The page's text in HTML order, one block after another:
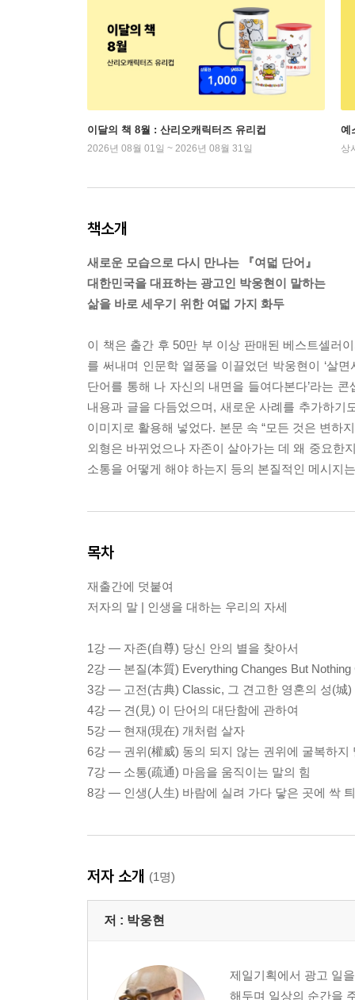
이달의 책 8월 : 산리오캐릭터즈 유리컵
2026년 08월 01일 ~ 2026년 08월 31일
예
상
책소개
새로운 모습으로 다시 만나는 『여덟 단어』
대한민국을 대표하는 광고인 박웅현이 말하는
삶을 바로 세우기 위한 여덟 가지 화두
이 책은 출간 후 50만 부 이상 판매된 베스트셀러
를 써내며 인문학 열풍을 이끌었던 박웅현이 ‘살
단어를 통해 나 자신의 내면을 들여다본다’라는
내용과 글을 다듬었으며, 새로운 사례를 추가하
이미지로 활용해 넣었다. 본문 속 “모든 것은 변하
외형은 바뀌었으나 자존이 살아가는 데 왜 중요한
소통을 어떻게 해야 하는지 등의 본질적인 메시지
목차
재출간에 덧붙여
저자의 말 | 인생을 대하는 우리의 자세
1강 ― 자존(自尊) 당신 안의 별을 찾아서
2강 ― 본질(本質) Everything Changes But Nothing
3강 ― 고전(古典) Classic, 그 견고한 영혼의 성(城)
4강 ― 견(見) 이 단어의 대단함에 관하여
5강 ― 현재(現在) 개처럼 살자
6강 ― 권위(權威) 동의 되지 않는 권위에 굴복하지
7강 ― 소통(疏通) 마음을 움직이는 말의 힘
8강 ― 인생(人生) 바람에 실려 가다 닿은 곳에 싹
저자 소개 (1명)
저 : 박웅현
제일기획에서 광고 일
해두며 일상의 순간을